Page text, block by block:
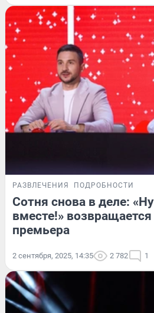
РАЗВЛЕЧЕНИЯ ПОДРОБНОСТИ
Сотня снова в деле:
вместе!»
премьера
2 сентября, 2025, 14:35 2 782 1